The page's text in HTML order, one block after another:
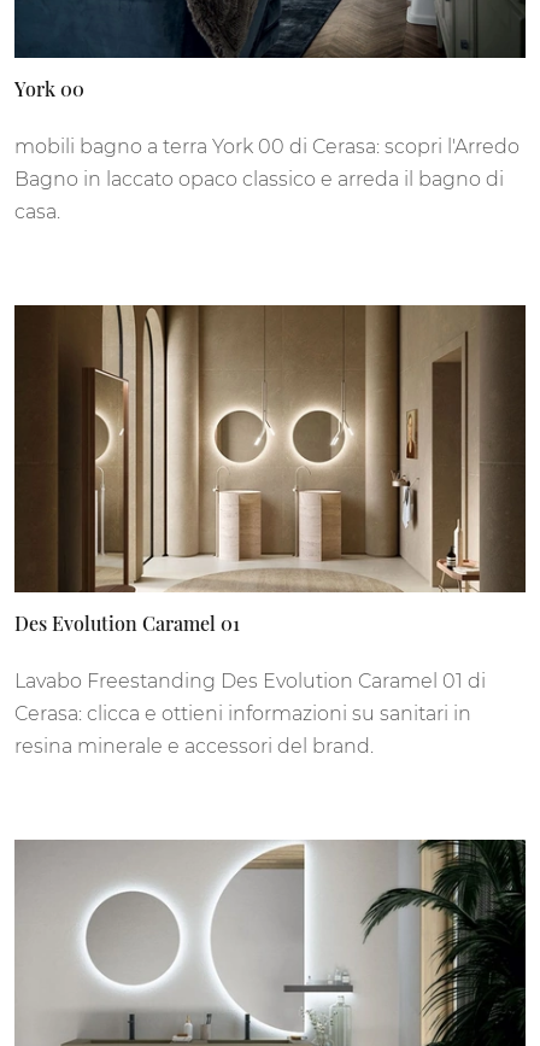
York 00
mobili bagno a terra York 00 di Cerasa: scopri l'Arredo
Bagno in laccato opaco classico e arreda il bagno di
casa.
Des Evolution Caramel 01
Lavabo Freestanding Des Evolution Caramel 01 di
Cerasa: clicca e ottieni informazioni su sanitari in
resina minerale e accessori del brand.